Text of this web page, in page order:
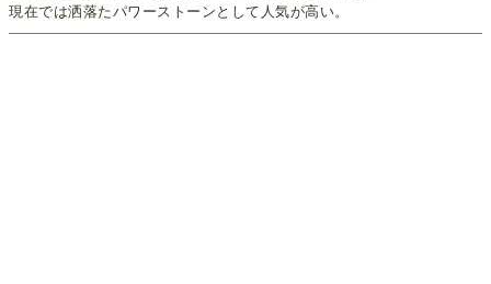
現在では洒落たパワーストーンとして人気が高い。